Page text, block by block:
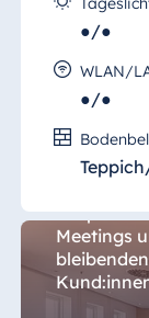
●/●
WLAN/
●/●
Nutzen
Meetings